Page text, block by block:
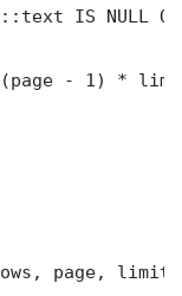
IS NULL
- 1) *
page,